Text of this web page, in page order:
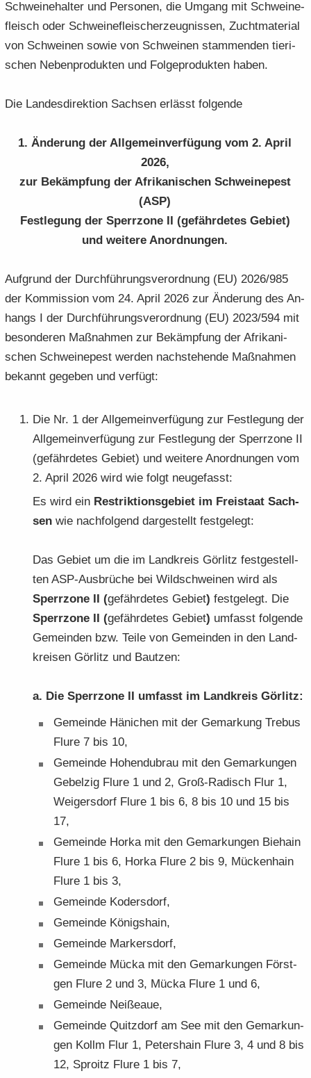
Schwei­ne­hal­ter und Per­so­nen, die Um­gang mit Schwei­ne­
fleisch oder Schwei­ne­flei­sch­er­zeug­nis­sen, Zucht­ma­te­ri­al
von Schwei­nen sowie von Schwei­nen stam­men­den tie­ri­
schen Ne­ben­pro­duk­ten und Fol­ge­pro­duk­ten haben.
Die Lan­des­di­rek­ti­on Sach­sen er­lässt fol­gen­de
1. Än­de­rung der All­ge­mein­ver­fü­gung vom 2. April
2026,
zur Be­kämp­fung der Afri­ka­ni­schen Schwei­ne­pest
(ASP)
Fest­le­gung der Sperr­zo­ne II (ge­fähr­de­tes Ge­biet)
und wei­te­re An­ord­nun­gen.
Auf­grund der Durch­füh­rungs­ver­ord­nung (EU) 2026/985
der Kom­mis­si­on vom 24. April 2026 zur Än­de­rung des An­
hangs I der Durch­füh­rungs­ver­ord­nung (EU) 2023/594 mit
be­son­de­ren Maß­nah­men zur Be­kämp­fung der Afri­ka­ni­
schen Schwei­ne­pest wer­den nach­ste­hen­de Maß­nah­men
be­kannt ge­ge­ben und ver­fügt:
Die Nr. 1 der All­ge­mein­ver­fü­gung zur Fest­le­gung der
All­ge­mein­ver­fü­gung zur Fest­le­gung der Sperr­zo­ne II
(ge­fähr­de­tes Ge­biet) und wei­te­re An­ord­nun­gen vom
2. April 2026 wird wie folgt neu­ge­fasst:
Es wird ein Re­strik­ti­ons­ge­biet im Frei­staat Sach­
sen wie nach­fol­gend dar­ge­stellt fest­ge­legt:
Das Ge­biet um die im Land­kreis Gör­litz fest­ge­stell­
ten ASP-​Ausbrüche bei Wild­schwei­nen wird als
Sperr­zo­ne II (ge­fähr­de­tes Ge­biet) fest­ge­legt. Die
Sperr­zo­ne II (ge­fähr­de­tes Ge­biet) um­fasst fol­gen­de
Ge­mein­den bzw. Teile von Ge­mein­den in den Land­
krei­sen Gör­litz und Baut­zen:
a. Die Sperr­zo­ne II um­fasst im Land­kreis Gör­litz:
Ge­mein­de Hä­ni­chen mit der Ge­mar­kung Tre­bus
Flure 7 bis 10,
Ge­mein­de Ho­hen­du­brau mit den Ge­mar­kun­gen
Ge­bel­zig Flure 1 und 2, Groß-​Radisch Flur 1,
Wei­gers­dorf Flure 1 bis 6, 8 bis 10 und 15 bis
17,
Ge­mein­de Horka mit den Ge­mar­kun­gen Bie­hain
Flure 1 bis 6, Horka Flure 2 bis 9, Mü­cken­hain
Flure 1 bis 3,
Ge­mein­de Ko­ders­dorf,
Ge­mein­de Kö­nigs­hain,
Ge­mein­de Mar­kers­dorf,
Ge­mein­de Mücka mit den Ge­mar­kun­gen Förs­t­
gen Flure 2 und 3, Mücka Flure 1 und 6,
Ge­mein­de Nei­ßeaue,
Ge­mein­de Quitz­dorf am See mit den Ge­mar­kun­
gen Kollm Flur 1, Pe­ters­hain Flure 3, 4 und 8 bis
12, Sproitz Flure 1 bis 7,